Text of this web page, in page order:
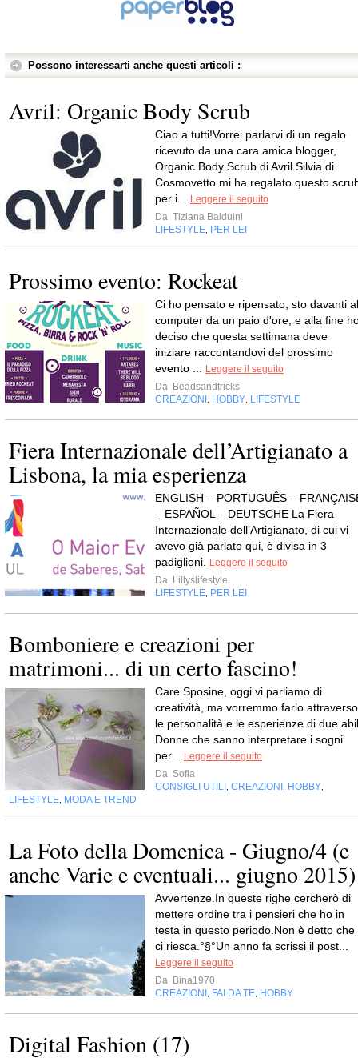
Possono interessarti anche questi articoli :
Avril: Organic Body Scrub
Ciao a tutti!Vorrei parlarvi di un regalo
ricevuto da una cara amica blogger,
Organic Body Scrub di Avril.Silvia di
Cosmovetto mi ha regalato questo
per i...
Leggere il seguito
Da Tiziana Balduini
LIFESTYLE PER LEI
Prossimo evento: Rockeat
Ci ho pensato e ripensato, sto davanti al
computer da un paio d'ore, e alla fine
deciso che questa settimana deve
iniziare raccontandovi del prossimo
evento ...
Leggere il seguito
Da Beadsandtricks
CREAZIONI HOBBY LIFESTYLE
Fiera Internazionale dell’Artigianato a
Lisbona, la mia esperienza
ENGLISH – PORTUGUÊS –
– ESPAÑOL – DEUTSCHE La Fiera
Internazionale dell’Artigianato, di cui vi
avevo già parlato qui, è divisa in 3
padiglioni.
Leggere il seguito
Da Lillyslifestyle
LIFESTYLE PER LEI
Bomboniere e creazioni per
matrimoni... di un certo fascino!
Care Sposine, oggi vi parliamo di
creatività, ma vorremmo farlo attraverso
le personalità e le esperienze di due
Donne che sanno interpretare i sogni
per...
Leggere il seguito
Da Sofia
CONSIGLI UTILI CREAZIONI HOBBY
LIFESTYLE MODA E TREND
La Foto della Domenica - Giugno/4 (e
anche Varie e eventuali... giugno 2015)
Avvertenze.In queste righe cercherò di
mettere ordine tra i pensieri che ho in
testa in questo periodo.Non è detto che
ci riesca.°§°Un anno fa scrissi il post...
Leggere il seguito
Da Bina1970
CREAZIONI FAI DA TE HOBBY
Digital Fashion (17)